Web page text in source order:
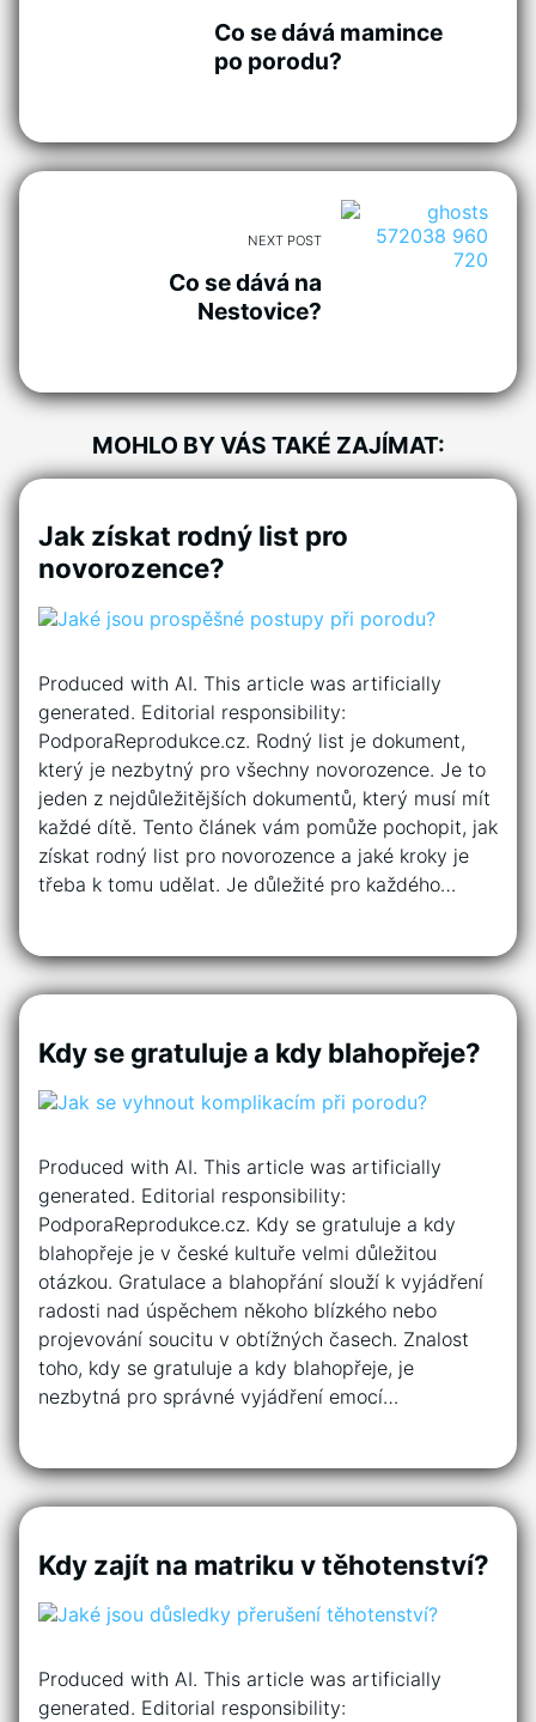
Co se dává mamince
po porodu?
NEXT POST
Co se dává na
Nestovice?
MOHLO BY VÁS TAKÉ ZAJÍMAT:
Jak získat rodný list pro
novorozence?
Produced with AI. This article was artificially
generated. Editorial responsibility:
PodporaReprodukce.cz. Rodný list je dokument,
který je nezbytný pro všechny novorozence. Je to
jeden z nejdůležitějších dokumentů, který musí mít
každé dítě. Tento článek vám pomůže pochopit, jak
získat rodný list pro novorozence a jaké kroky je
třeba k tomu udělat. Je důležité pro každého…
Kdy se gratuluje a kdy blahopřeje?
Produced with AI. This article was artificially
generated. Editorial responsibility:
PodporaReprodukce.cz. Kdy se gratuluje a kdy
blahopřeje je v české kultuře velmi důležitou
otázkou. Gratulace a blahopřání slouží k vyjádření
radosti nad úspěchem někoho blízkého nebo
projevování soucitu v obtížných časech. Znalost
toho, kdy se gratuluje a kdy blahopřeje, je
nezbytná pro správné vyjádření emocí…
Kdy zajít na matriku v těhotenství?
Produced with AI. This article was artificially
generated. Editorial responsibility: